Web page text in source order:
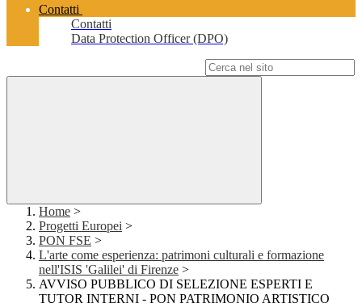
Contatti
Contatti
Data Protection Officer (DPO)
Home >
Progetti Europei >
PON FSE >
L'arte come esperienza: patrimoni culturali e formazione
nell'ISIS 'Galilei' di Firenze >
AVVISO PUBBLICO DI SELEZIONE ESPERTI E
TUTOR INTERNI - PON PATRIMONIO ARTISTICO